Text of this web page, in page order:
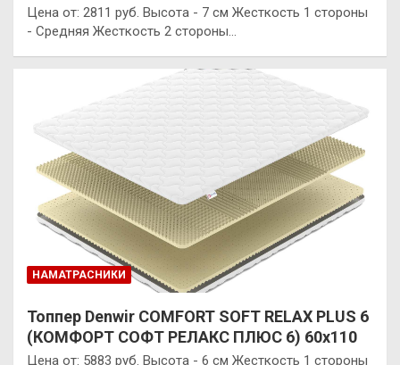
Цена от: 2811 руб. Высота - 7 см Жесткость 1 стороны
- Средняя Жесткость 2 стороны…
НАМАТРАСНИКИ
Топпер Denwir COMFORT SOFT RELAX PLUS 6
(КОМФОРТ СОФТ РЕЛАКС ПЛЮС 6) 60х110
Цена от: 5883 руб. Высота - 6 см Жесткость 1 стороны